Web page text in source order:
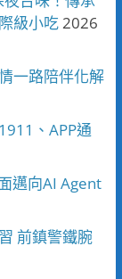
級小吃2026
一路陪伴化解
、APP通
邁向AI Agent
前鎮警鐵腕